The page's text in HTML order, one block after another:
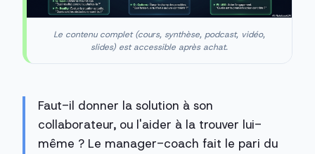
Le contenu complet (cours, synthèse, podcast, vidéo,
slides) est accessible après achat.
Faut-il donner la solution à son
collaborateur, ou l'aider à la trouver lui-
même ? Le manager-coach fait le pari du